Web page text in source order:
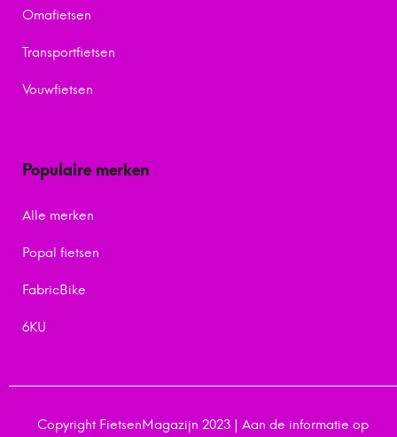
Omafietsen
Transportfietsen
Vouwfietsen
Populaire merken
Alle merken
Popal fietsen
FabricBike
6KU
Copyright FietsenMagazijn 2023 | Aan de informatie op